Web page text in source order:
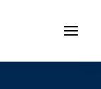
Menü